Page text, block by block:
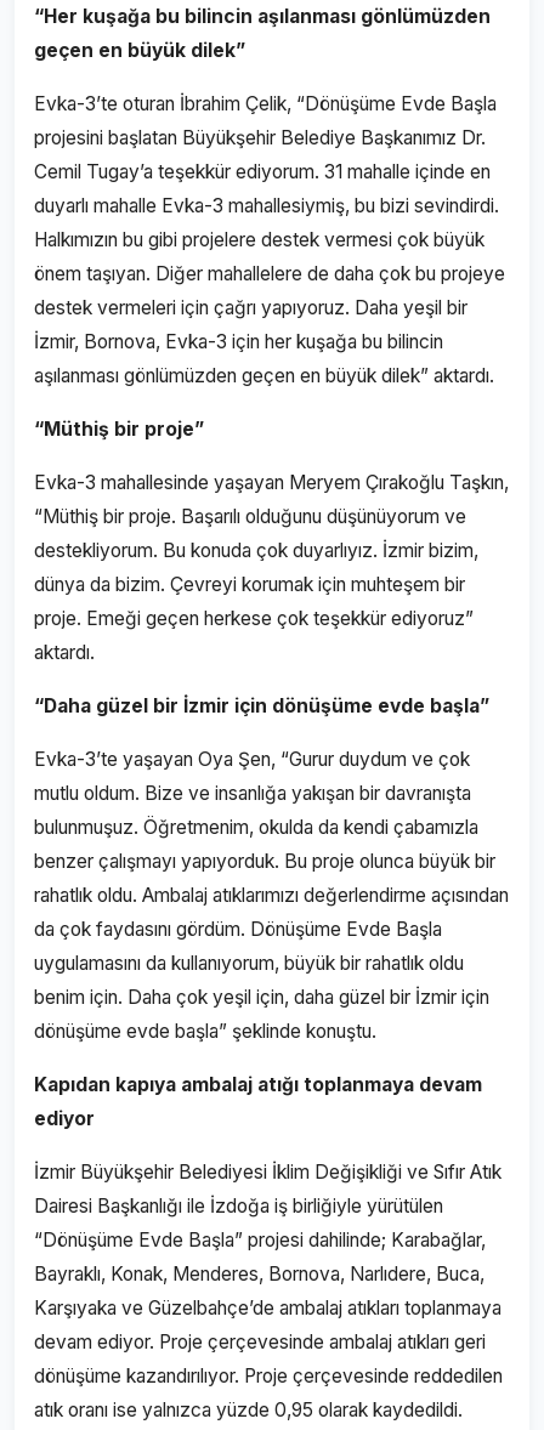
“Her kuşağa bu bilincin aşılanması gönlümüzden
geçen en büyük dilek”
Evka-3’te oturan İbrahim Çelik, “Dönüşüme Evde Başla
projesini başlatan Büyükşehir Belediye Başkanımız Dr.
Cemil Tugay’a teşekkür ediyorum. 31 mahalle içinde en
duyarlı mahalle Evka-3 mahallesiymiş, bu bizi sevindirdi.
Halkımızın bu gibi projelere destek vermesi çok büyük
önem taşıyan. Diğer mahallelere de daha çok bu projeye
destek vermeleri için çağrı yapıyoruz. Daha yeşil bir
İzmir, Bornova, Evka-3 için her kuşağa bu bilincin
aşılanması gönlümüzden geçen en büyük dilek” aktardı.
“Müthiş bir proje”
Evka-3 mahallesinde yaşayan Meryem Çırakoğlu Taşkın,
“Müthiş bir proje. Başarılı olduğunu düşünüyorum ve
destekliyorum. Bu konuda çok duyarlıyız. İzmir bizim,
dünya da bizim. Çevreyi korumak için muhteşem bir
proje. Emeği geçen herkese çok teşekkür ediyoruz”
aktardı.
“Daha güzel bir İzmir için dönüşüme evde başla”
Evka-3’te yaşayan Oya Şen, “Gurur duydum ve çok
mutlu oldum. Bize ve insanlığa yakışan bir davranışta
bulunmuşuz. Öğretmenim, okulda da kendi çabamızla
benzer çalışmayı yapıyorduk. Bu proje olunca büyük bir
rahatlık oldu. Ambalaj atıklarımızı değerlendirme açısından
da çok faydasını gördüm. Dönüşüme Evde Başla
uygulamasını da kullanıyorum, büyük bir rahatlık oldu
benim için. Daha çok yeşil için, daha güzel bir İzmir için
dönüşüme evde başla” şeklinde konuştu.
Kapıdan kapıya ambalaj atığı toplanmaya devam
ediyor
İzmir Büyükşehir Belediyesi İklim Değişikliği ve Sıfır Atık
Dairesi Başkanlığı ile İzdoğa iş birliğiyle yürütülen
“Dönüşüme Evde Başla” projesi dahilinde; Karabağlar,
Bayraklı, Konak, Menderes, Bornova, Narlıdere, Buca,
Karşıyaka ve Güzelbahçe’de ambalaj atıkları toplanmaya
devam ediyor. Proje çerçevesinde ambalaj atıkları geri
dönüşüme kazandırılıyor. Proje çerçevesinde reddedilen
atık oranı ise yalnızca yüzde 0,95 olarak kaydedildi.